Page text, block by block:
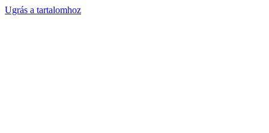
Ugrás a tartalomhoz